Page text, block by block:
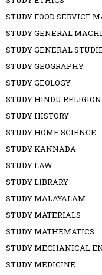
STUDY FOOD SERVICE
STUDY GENERAL
STUDY GENERAL
STUDY GEOGRAPHY
STUDY GEOLOGY
STUDY HINDU RELIGION
STUDY HISTORY
STUDY HOME SCIENCE
STUDY KANNADA
STUDY LAW
STUDY LIBRARY
STUDY MALAYALAM
STUDY MATERIALS
STUDY MATHEMATICS
STUDY MECHANICAL
STUDY MEDICINE